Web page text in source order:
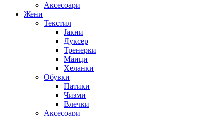
Аксесоари
Жени
Текстил
Јакни
Дуксер
Тренерки
Маици
Хеланки
Обувки
Патики
Чизми
Влечки
Аксесоари